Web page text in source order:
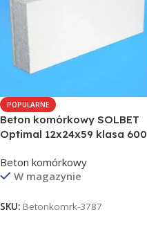
POPULARNE
Beton komórkowy SOLBET
Optimal 12x24x59 klasa 600
Beton komórkowy
W magazynie
SKU: Betonkomrk-3787